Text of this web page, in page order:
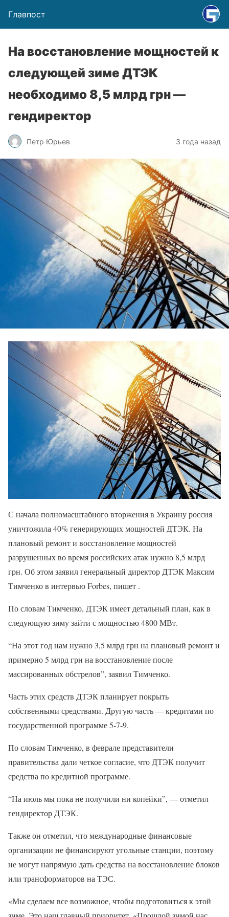
Главпост
На восстановление мощностей к
следующей зиме ДТЭК
необходимо 8,5 млрд грн —
гендиректор
Петр Юрьев 3 года назад
С начала полномасштабного вторжения в Украину россия
уничтожила 40% генерирующих мощностей ДТЭК. На
плановый ремонт и восстановление мощностей
разрушенных во время российских атак нужно 8,5 млрд
грн. Об этом заявил генеральный директор ДТЭК Максим
Тимченко в интервью Forbes, пишет .
По словам Тимченко, ДТЭК имеет детальный план, как в
следующую зиму зайти с мощностью 4800 МВт.
“На этот год нам нужно 3,5 млрд грн на плановый ремонт и
примерно 5 млрд грн на восстановление после
массированных обстрелов”, заявил Тимченко.
Часть этих средств ДТЭК планирует покрыть
собственными средствами. Другую часть — кредитами по
государственной программе 5-7-9.
По словам Тимченко, в феврале представители
правительства дали четкое согласие, что ДТЭК получит
средства по кредитной программе.
“На июль мы пока не получили ни копейки”, — отметил
гендиректор ДТЭК.
Также он отметил, что международные финансовые
организации не финансируют угольные станции, поэтому
не могут напрямую дать средства на восстановление блоков
или трансформаторов на ТЭС.
«Мы сделаем все возможное, чтобы подготовиться к этой